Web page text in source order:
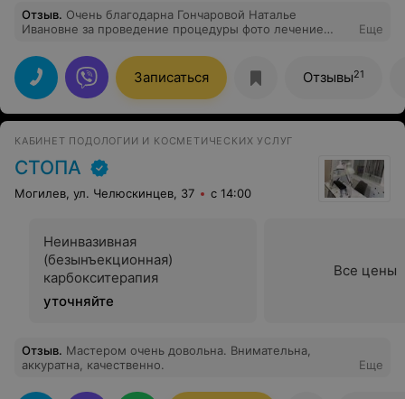
Отзыв. Очень благодарна Гончаровой Наталье
Ивановне за проведение процедуры фото лечение
но она мне порекомендовала именно полечить кожу
от гиперпигментации. Ни один пилинг (а их было
много разных в других салонах) не помог мне
справиться с этой проблемой! Хотя косметологи
уверяли в обратном. Теперь же у меня светлая,
Медитон и конечно, Наталье Ивановне!
Еще
Записаться Отзывы21
КАБИНЕТ ПОДОЛОГИИ И КОСМЕТИЧЕСКИХ УСЛУГ
СТОПА
Могилев, ул. Челюскинцев, 37 с 14:00
Неинвазивная
(безынъекционная)
карбокситерапия
уточняйте
Все цены
Отзыв. Мастером очень довольна. Внимательна,
аккуратна, качественно.
Еще